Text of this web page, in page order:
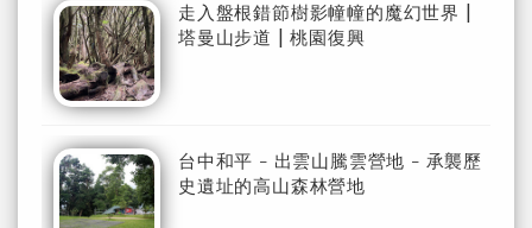
走入盤根錯節樹影幢幢的魔幻世界 |
塔曼山步道 | 桃園復興
台中和平 - 出雲山騰雲營地 - 承襲歷
史遺址的高山森林營地